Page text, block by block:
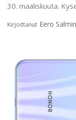
30. maaliskuuta.
Kirjoittanut Eero